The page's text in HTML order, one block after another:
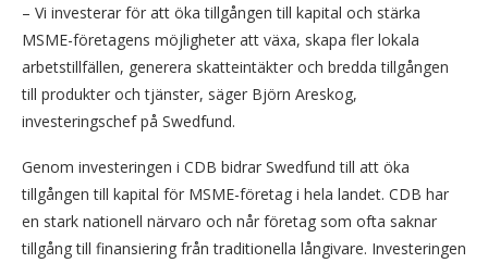
– Vi investerar för att öka tillgången till kapital och stärka
MSME-företagens möjligheter att växa, skapa fler lokala
arbetstillfällen, generera skatteintäkter och bredda tillgången
till produkter och tjänster, säger Björn Areskog,
investeringschef på Swedfund.
Genom investeringen i CDB bidrar Swedfund till att öka
tillgången till kapital för MSME-företag i hela landet. CDB har
en stark nationell närvaro och når företag som ofta saknar
tillgång till finansiering från traditionella långivare. Investeringen